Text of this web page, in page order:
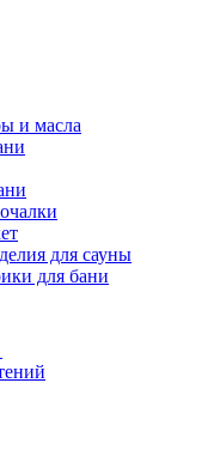
и масла
для сауны
для бани